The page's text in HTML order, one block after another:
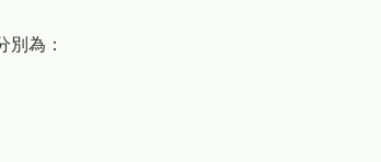
別為：